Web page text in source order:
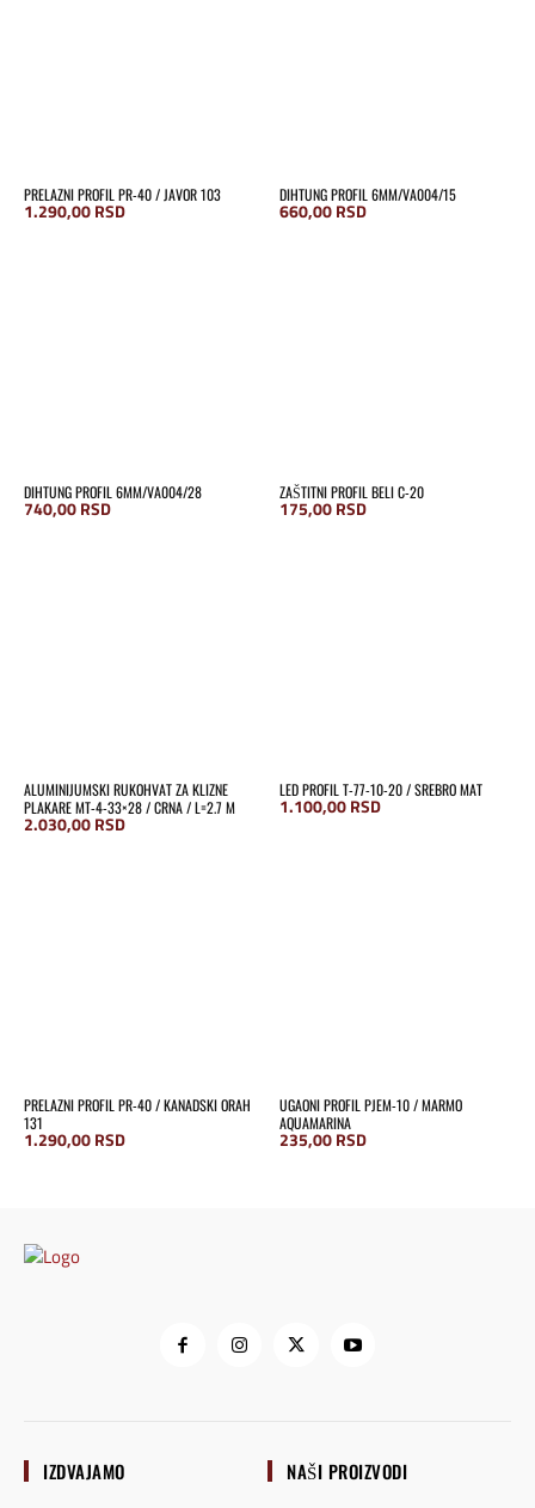
PRELAZNI PROFIL PR-40 / JAVOR 103
1.290,00RSD
DIHTUNG PROFIL 6MM/VA004/15
660,00RSD
DIHTUNG PROFIL 6MM/VA004/28
740,00RSD
ZAŠTITNI PROFIL BELI C-20
175,00RSD
ALUMINIJUMSKI RUKOHVAT ZA KLIZNE
PLAKARE MT-4-33×28 / CRNA / L=2.7 M
2.030,00RSD
LED PROFIL T-77-10-20 / SREBRO MAT
1.100,00RSD
PRELAZNI PROFIL PR-40 / KANADSKI ORAH
131
1.290,00RSD
UGAONI PROFIL PJEM-10 / MARMO
AQUAMARINA
235,00RSD
IZDVAJAMO NAŠI PROIZVODI